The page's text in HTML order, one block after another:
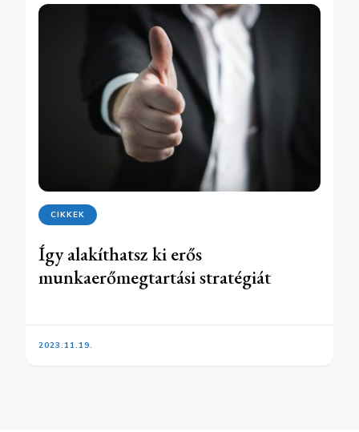
CIKKEK
Így alakíthatsz ki erős
munkaerőmegtartási stratégiát
2023.11.19.